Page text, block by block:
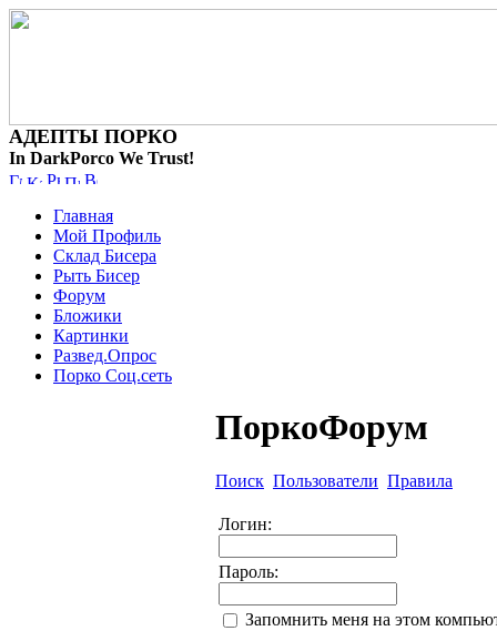
АДЕПТЫ ПОРКО
In DarkPorco We Trust!
Главная
Мой Профиль
Склад Бисера
Рыть Бисер
Форум
Бложики
Картинки
Развед.Опрос
Порко Соц.сеть
ПоркоФорум
Поиск Пользователи Правила
Логин:
Пароль:
Запомнить меня на этом